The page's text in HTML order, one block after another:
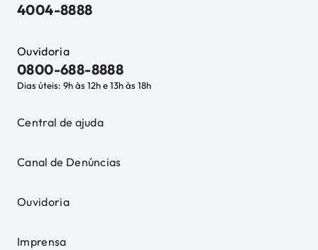
4004-8888
Ouvidoria
0800-688-8888
Dias úteis: 9h às 12h e 13h às 18h
Central de ajuda
Canal de Denúncias
Ouvidoria
Imprensa